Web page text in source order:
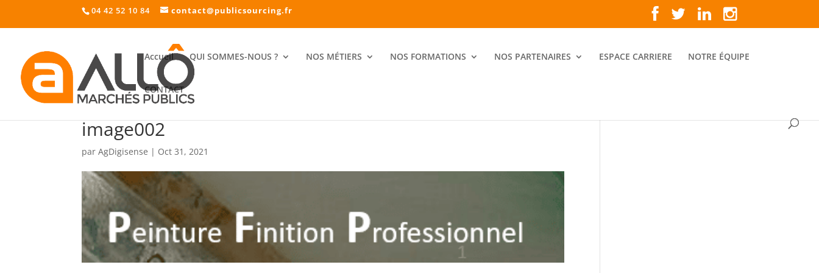
04 42 52 10 84 contact@publicsourcing.fr
Accueil QUI SOMMES-NOUS ? NOS MÉTIERS NOS FORMATIONS NOS PARTENAIRES ESPACE CARRIERE NOTRE ÉQUIPE
CONTACT
image002
parAgDigisense | Oct 31, 2021